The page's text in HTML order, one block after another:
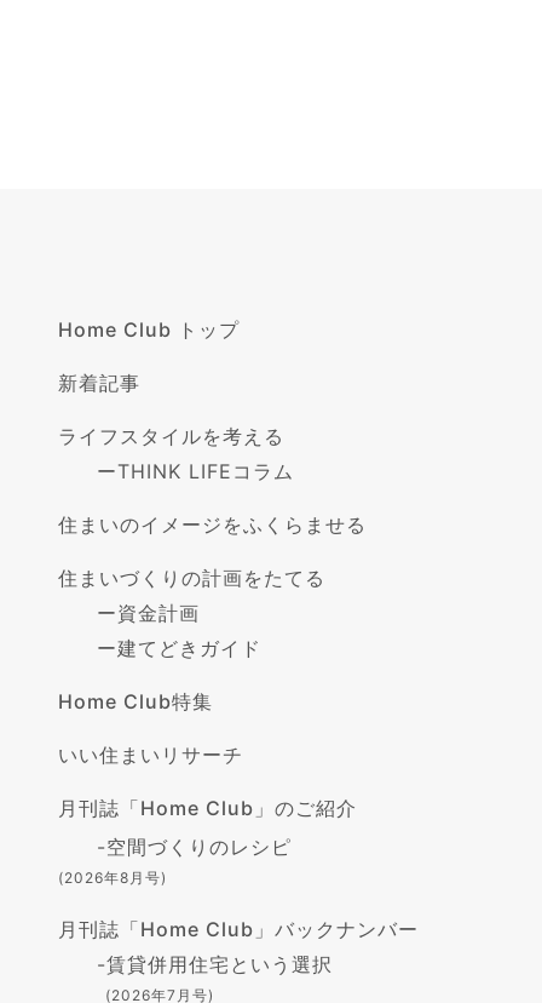
Home Club トップ
新着記事
ライフスタイルを考える
ーTHINK LIFEコラム
住まいのイメージをふくらませる
住まいづくりの計画をたてる
ー資金計画
ー建てどきガイド
Home Club特集
いい住まいリサーチ
月刊誌「Home Club」のご紹介
-空間づくりのレシピ
(2026年8月号)
月刊誌「Home Club」バックナンバー
-賃貸併用住宅という選択
(2026年7月号)